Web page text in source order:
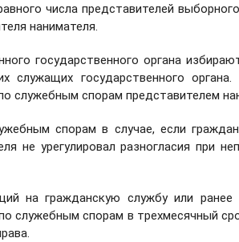
числа представителей
нанимателя.
государственного органа
государственного органа.
служебным спорам представителем
спорам в случае, если
не урегулировал разногласия при
на гражданскую службу или ранее
служебным спорам в трехмесячный